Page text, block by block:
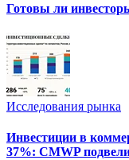
Готовы ли
Исследования рынка
Инвестиции в
37%: CMWP